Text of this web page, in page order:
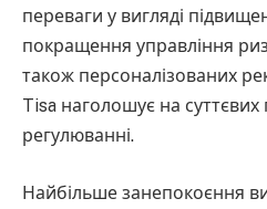
переваги у вигляді
покращення управління
також персоналізованих
Tisa наголошує на суттєвих
регулюванні.
Найбільше занепокоєння